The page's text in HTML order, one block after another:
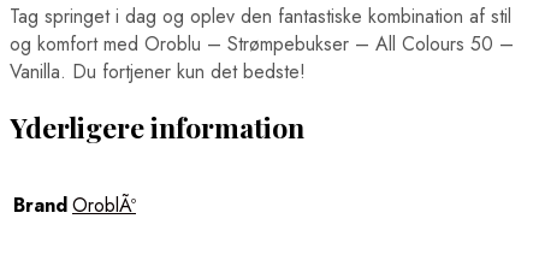
Tag springet i dag og oplev den fantastiske kombination af stil
og komfort med Oroblu – Strømpebukser – All Colours 50 –
Vanilla. Du fortjener kun det bedste!
Yderligere information
BrandOroblÃº